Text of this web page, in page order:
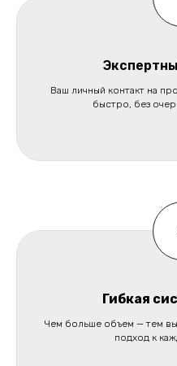
Ваш личный контакт на
быстро, без
Гибкая
Чем больше объем — тем
подход к